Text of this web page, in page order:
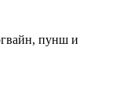
пунш и